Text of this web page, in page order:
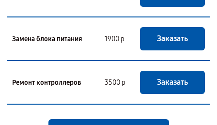
Замена блока питания 1900 р Заказать
Ремонт контроллеров 3500 р Заказать